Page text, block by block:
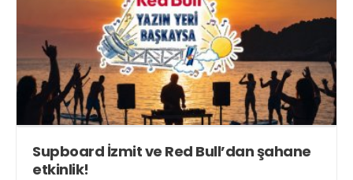
Supboard İzmit ve Red Bull’dan şahane
etkinlik!